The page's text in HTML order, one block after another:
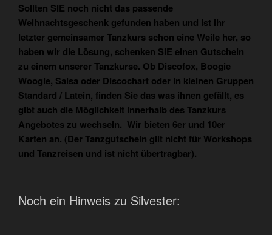
Sollten SIE noch nicht das passende
Weihnachtsgeschenk gefunden haben und ist ihr
letzter gemeinsamer Tanzkurs schon eine Weile her, so
haben wir die Lösung, schenken SIE einen Gutschein
zu einem unserer Tanzkurse. Ob Discofox, Boogie
Woogie, Salsa oder Discochart oder in kleinen Gruppen
Standard / Latein, finden Sie das was ihnen gefällt, es
gibt auch die Möglichkeit innerhalb des Tanzkurs
Angebotes zu wechseln. Wir bieten 6er und 10er
Karten an. (Der Tanzgutschein gilt nicht für Workshops
und Tanzreisen und ist nicht übertragbar).
Noch ein Hinweis zu Silvester: